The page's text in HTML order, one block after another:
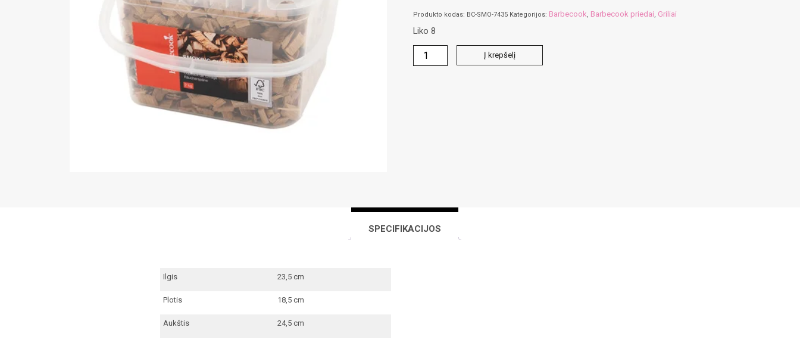
Produkto kodas: BC-SMO-7435 Kategorijos: Barbecook, Barbecook priedai, Griliai
Liko 8
produkto
kiekis:
Į krepšelį
SPECIFIKACIJOS
Ilgis 23,5 cm
Plotis 18,5 cm
Aukštis 24,5 cm